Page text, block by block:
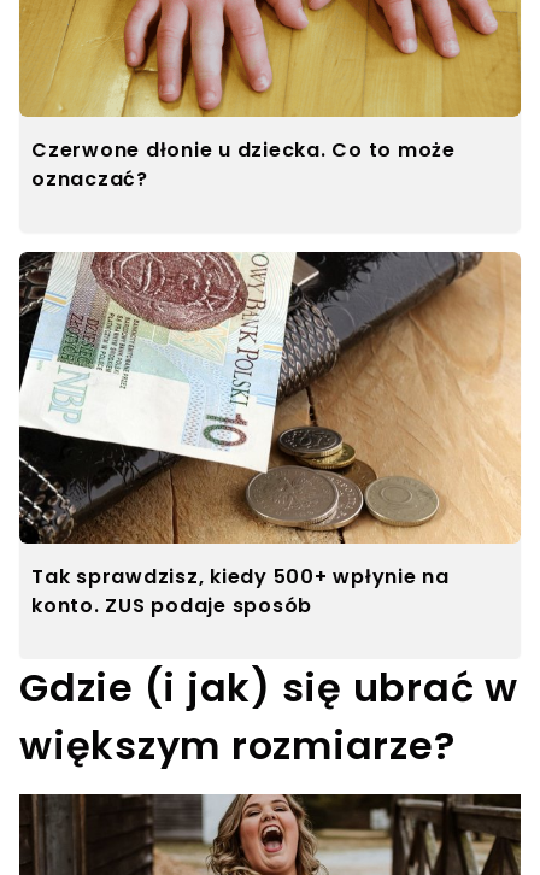
Czerwone dłonie u dziecka. Co to może
oznaczać?
Tak sprawdzisz, kiedy 500+ wpłynie na
konto. ZUS podaje sposób
Gdzie (i jak) się ubrać w
większym rozmiarze?